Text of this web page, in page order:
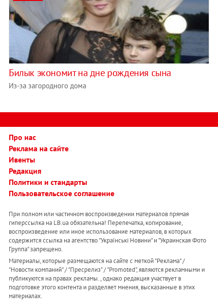
Билык экономит на дне рождения сына
Из-за загородного дома
Про нас
Реклама на сайте
Ивенты
Редакция
Политики и стандарты
Пользовательское соглашение
При полном или частичном воспроизведении материалов прямая
гиперссылка на LB.ua обязательна! Перепечатка, копирование,
воспроизведение или иное использование материалов, в которых
содержится ссылка на агентство "Українськi Новини" и "Украинская Фото
Группа" запрещено.
Материалы, которые размещаются на сайте с меткой "Реклама" /
"Новости компаний" / "Пресрелиз" / "Promoted", являются рекламными и
публикуются на правах рекламы. , однако редакция участвует в
подготовке этого контента и разделяет мнения, высказанные в этих
материалах.